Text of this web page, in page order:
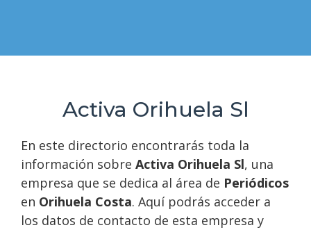
Activa Orihuela Sl
En este directorio encontrarás toda la
información sobre Activa Orihuela Sl, una
empresa que se dedica al área de Periódicos
en Orihuela Costa. Aquí podrás acceder a
los datos de contacto de esta empresa y